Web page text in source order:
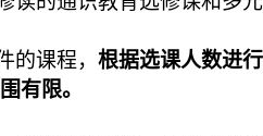
的课程， 根据选课人数进
有限。